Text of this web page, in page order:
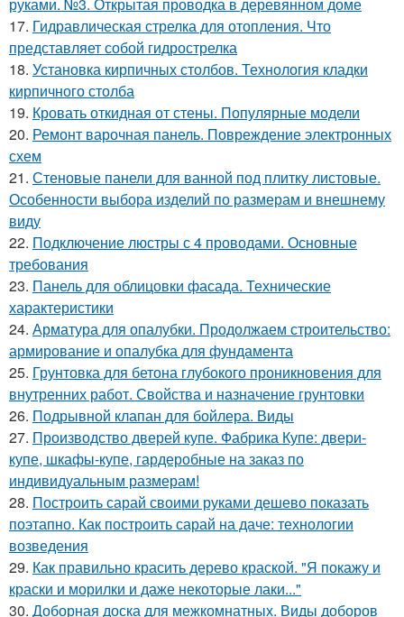
17. Гидравлическая стрелка для отопления. Что
представляет собой гидрострелка
18. Установка кирпичных столбов. Технология кладки
кирпичного столба
19. Кровать откидная от стены. Популярные модели
20. Ремонт варочная панель. Повреждение электронных
схем
21. Стеновые панели для ванной под плитку листовые.
Особенности выбора изделий по размерам и внешнему
виду
22. Подключение люстры с 4 проводами. Основные
требования
23. Панель для облицовки фасада. Технические
характеристики
24. Арматура для опалубки. Продолжаем строительство:
армирование и опалубка для фундамента
25. Грунтовка для бетона глубокого проникновения для
внутренних работ. Свойства и назначение грунтовки
26. Подрывной клапан для бойлера. Виды
27. Производство дверей купе. Фабрика Купе: двери-
купе, шкафы-купе, гардеробные на заказ по
индивидуальным размерам!
28. Построить сарай своими руками дешево показать
поэтапно. Как построить сарай на даче: технологии
возведения
29. Как правильно красить дерево краской. "Я покажу и
краски и морилки и даже некоторые лаки..."
30. Доборная доска для межкомнатных. Виды доборов